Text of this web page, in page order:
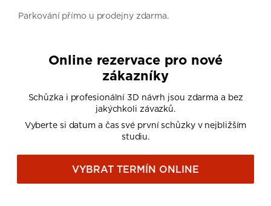
Parkování přímo u prodejny zdarma.
Online rezervace pro nové
zákazníky
Schůzka i profesionální 3D návrh jsou zdarma a bez
jakýchkoli závazků.
Vyberte si datum a čas své první schůzky v nejbližším
studiu.
VYBRAT TERMÍN ONLINE